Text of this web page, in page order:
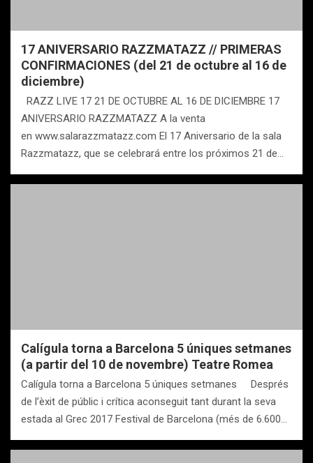
17 ANIVERSARIO RAZZMATAZZ // PRIMERAS
CONFIRMACIONES (del 21 de octubre al 16 de
diciembre)
RAZZ LIVE 17 21 DE OCTUBRE AL 16 DE DICIEMBRE 17
ANIVERSARIO RAZZMATAZZ A la venta
en www.salarazzmatazz.com El 17 Aniversario de la sala
Razzmatazz, que se celebrará entre los próximos 21 de…
Calígula torna a Barcelona 5 úniques setmanes
(a partir del 10 de novembre) Teatre Romea
Calígula torna a Barcelona 5 úniques setmanes Després
de l’èxit de públic i crítica aconseguit tant durant la seva
estada al Grec 2017 Festival de Barcelona (més de 6.600…